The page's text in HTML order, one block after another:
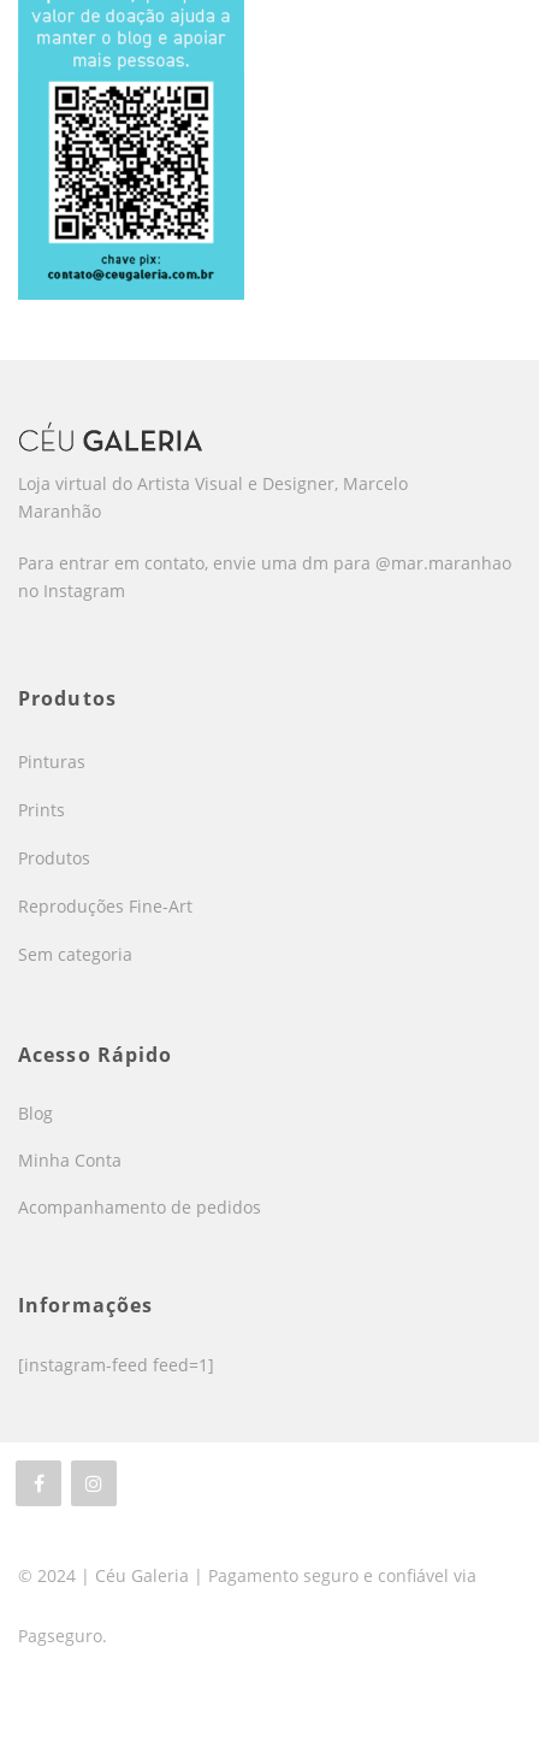
Loja virtual do Artista Visual e Designer, Marcelo
Maranhão
Para entrar em contato, envie uma dm para @mar.maranhao
no Instagram
Produtos
Pinturas
Prints
Produtos
Reproduções Fine-Art
Sem categoria
Acesso Rápido
Blog
Minha Conta
Acompanhamento de pedidos
Informações
[instagram-feed feed=1]
© 2024 | Céu Galeria | Pagamento seguro e confiável via
Pagseguro.